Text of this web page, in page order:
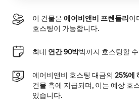
이 건물은 에어비앤비 프렌들리 이
호스팅이 가능합니다.
최대 연간 90박박까지 호스팅할
에어비앤비 호스팅 대금의 25%에
건물 측에 지급되며, 이는 예상 호
있습니다.